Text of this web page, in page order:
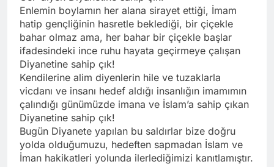
Enlemin boylamın her alana sirayet ettiği, İmam
hatip gençliğinin hasretle beklediği, bir çiçekle
bahar olmaz ama, her bahar bir çiçekle başlar
ifadesindeki ince ruhu hayata geçirmeye çalışan
Diyanetine sahip çık!
Kendilerine alim diyenlerin hile ve tuzaklarla
vicdanı ve insanı hedef aldığı insanlığın imamımın
çalındığı günümüzde imana ve İslam’a sahip çıkan
Diyanetine sahip çık!
Bugün Diyanete yapılan bu saldırlar bize doğru
yolda olduğumuzu, hedeften sapmadan İslam ve
İman hakikatleri yolunda ilerlediğimizi kanıtlamıştır.